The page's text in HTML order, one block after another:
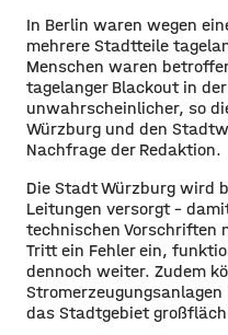
In Berlin waren wegen
mehrere Stadtteile
Menschen waren
tagelanger Blackout in
unwahrscheinlicher, so
Würzburg und den
Nachfrage der Redaktion.
Die Stadt Würzburg wird
Leitungen versorgt –
technischen Vorschriften
Tritt ein Fehler ein,
dennoch weiter. Zudem
das Stadtgebiet